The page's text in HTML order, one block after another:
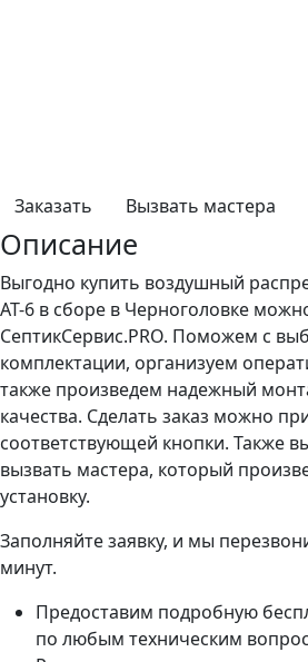
Заказать Вызвать мастера
Описание
Выгодно купить воздушный
AT-6 в сборе в Черноголовке
СептикСервис.PRO. Поможем с
комплектации, организуем
также произведем надежный
качества. Сделать заказ можно
соответствующей кнопки. Также
вызвать мастера, который
установку.
Заполняйте заявку, и мы
минут.
Предоставим подробную
по любым техническим